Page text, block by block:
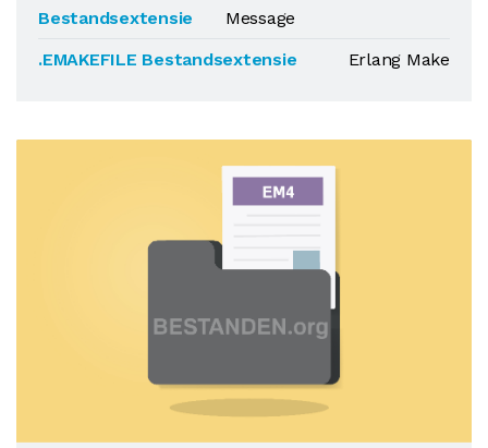
Bestandsextensie
Message
.EMAKEFILE Bestandsextensie
Erlang Make